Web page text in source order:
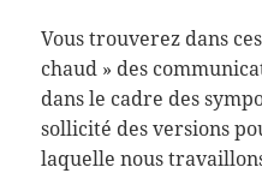
Vous trouverez dans
chaud » des
dans le cadre des
sollicité des versions
laquelle nous